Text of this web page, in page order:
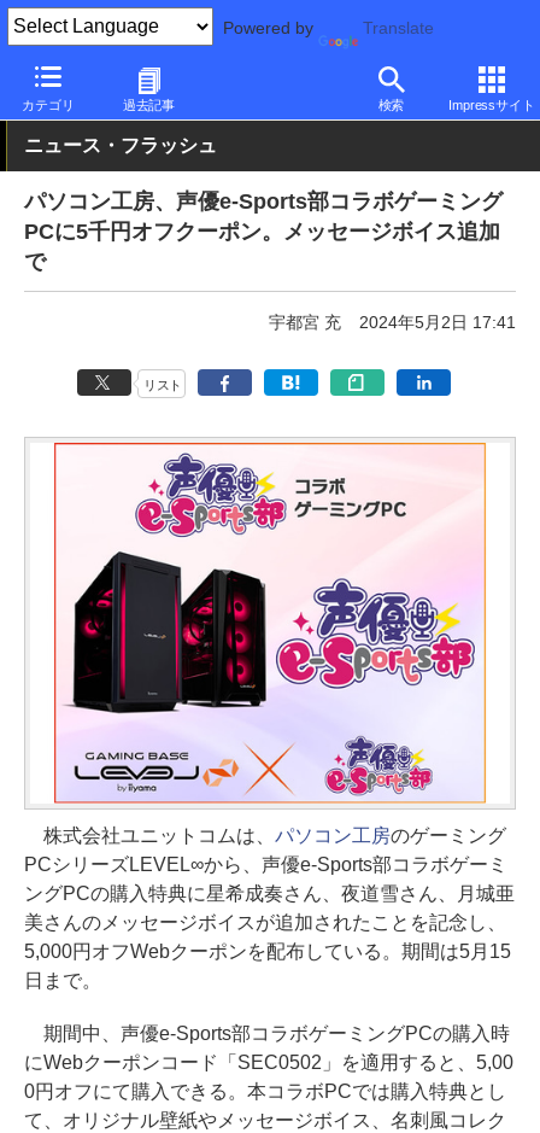
Powered by Translate
カテゴリ 過去記事 検索 Impressサイト
PC Watch パソコン/タブレット/スマートフォン ゲーミングパソ
ニュース・フラッシュ
パソコン工房、声優e-Sports部コラボゲーミング
PCに5千円オフクーポン。メッセージボイス追加
で
宇都宮 充 2024年5月2日 17:41
リスト
株式会社ユニットコムは、 パソコン工房のゲーミング
PCシリーズLEVEL∞から、声優e-Sports部コラボゲーミ
ングPCの購入特典に星希成奏さん、夜道雪さん、月城亜
美さんのメッセージボイスが追加されたことを記念し、
5,000円オフWebクーポンを配布している。期間は5月15
日まで。
期間中、声優e-Sports部コラボゲーミングPCの購入時
にWebクーポンコード「SEC0502」を適用すると、5,00
0円オフにて購入できる。本コラボPCでは購入特典とし
て、オリジナル壁紙やメッセージボイス、名刺風コレク